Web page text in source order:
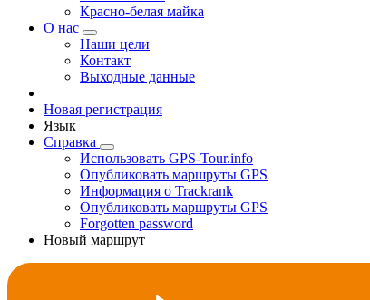
Красно-белая майка
О нас
Наши цели
Контакт
Выходные данные
Новая регистрация
Язык
Справка
Использовать GPS-Tour.info
Опубликовать маршруты GPS
Информация о Trackrank
Опубликовать маршруты GPS
Forgotten password
Новый маршрут